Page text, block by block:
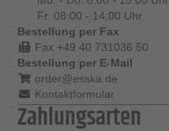
Fr. 08:00 - 14:00 Uhr
Bestellung per Fax
Fax +49 40 731036 50
Bestellung per E-Mail
order@esska.de
Kontaktformular
Zahlungsarten